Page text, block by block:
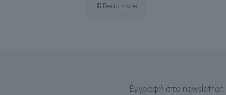
Read more
Εγγραφή στο newsletter: